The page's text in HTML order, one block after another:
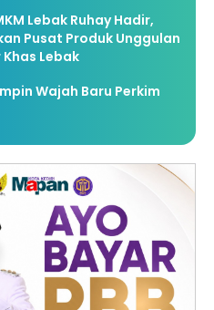
Lebak Ruhay Hadir,
Pusat Produk Unggulan
Lebak
Wajah Baru Perkim